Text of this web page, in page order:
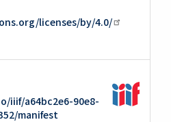
licenses/by/4.0/
iiif/a64bc2e6-90e8-
manifest